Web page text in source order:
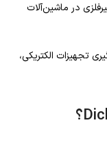
در ماشین‌آلات
تجهیزات الکتریکی،